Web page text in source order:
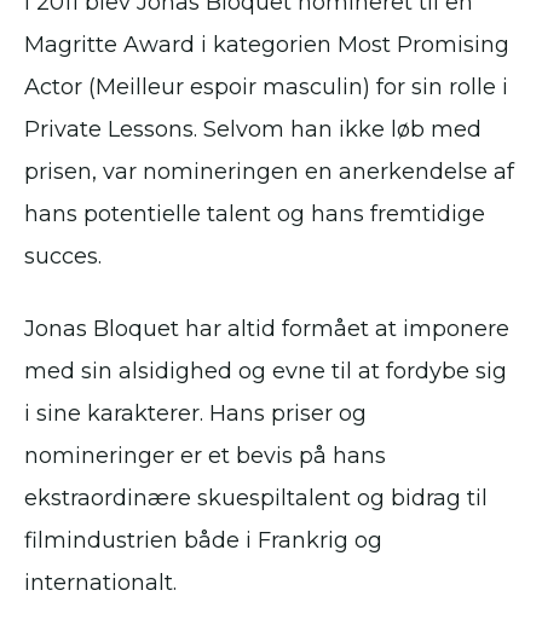
Magritte Award i kategorien Most Promising
Actor (Meilleur espoir masculin) for sin rolle i
Private Lessons. Selvom han ikke løb med
prisen, var nomineringen en anerkendelse af
hans potentielle talent og hans fremtidige
succes.
Jonas Bloquet har altid formået at imponere
med sin alsidighed og evne til at fordybe sig
i sine karakterer. Hans priser og
nomineringer er et bevis på hans
ekstraordinære skuespiltalent og bidrag til
filmindustrien både i Frankrig og
internationalt.